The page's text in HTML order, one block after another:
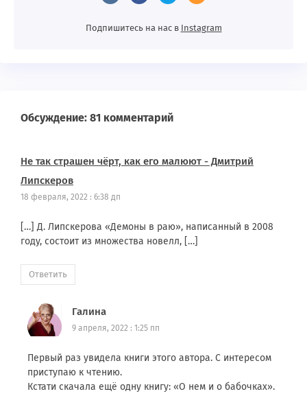
Подпишитесь на нас в Instagram
Обсуждение: 81 комментарий
Не так страшен чёрт, как его малюют - Дмитрий
Липскеров
18 февраля, 2022 : 6:38 дп
[…] Д. Липскерова «Демоны в раю», написанный в 2008
году, состоит из множества новелл, […]
Ответить
Галина
9 апреля, 2022 : 1:25 пп
Первый раз увидела книги этого автора. С интересом
приступаю к чтению.
Кстати скачала ещё одну книгу: «О нем и о бабочках».